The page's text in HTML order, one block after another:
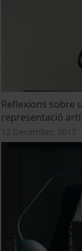
Reflexions sobre
representació
12 December, 2017